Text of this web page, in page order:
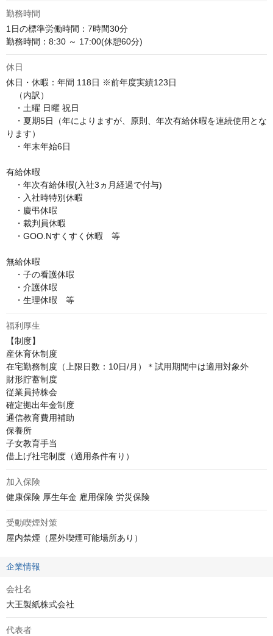
勤務時間
1日の標準労働時間：7時間30分
勤務時間：8:30 ～ 17:00(休憩60分)
休日
休日・休暇：年間 118日 ※前年度実績123日
（内訳）
・土曜 日曜 祝日
・夏期5日（年によりますが、原則、年次有給休暇を連続使用とな
ります）
・年末年始6日
有給休暇
・年次有給休暇(入社3ヵ月経過で付与)
・入社時特別休暇
・慶弔休暇
・裁判員休暇
・GOO.Nすくすく休暇　等
無給休暇
・子の看護休暇
・介護休暇
・生理休暇　等
福利厚生
【制度】
産休育休制度
在宅勤務制度（上限日数：10日/月）＊試用期間中は適用対象外
財形貯蓄制度
従業員持株会
確定拠出年金制度
通信教育費用補助
保養所
子女教育手当
借上げ社宅制度（適用条件有り）
加入保険
健康保険 厚生年金 雇用保険 労災保険
受動喫煙対策
屋内禁煙（屋外喫煙可能場所あり）
企業情報
会社名
大王製紙株式会社
代表者